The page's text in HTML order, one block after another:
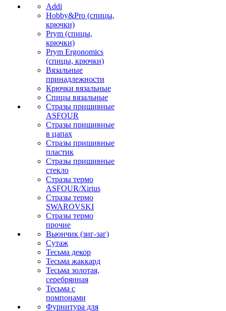
Addi
Hobby&Pro (спицы,
крючки)
Prym (спицы,
крючки)
Prym Ergonomics
(спицы, крючки)
Вязальные
принадлежности
Крючки вязальные
Спицы вязальные
Стразы пришивные
ASFOUR
Стразы пришивные
в цапах
Стразы пришивные
пластик
Стразы пришивные
стекло
Стразы термо
ASFOUR/Xirius
Стразы термо
SWAROVSKI
Стразы термо
прочие
Вьюнчик (зиг-заг)
Сутаж
Тесьма декор
Тесьма жаккард
Тесьма золотая,
серебрянная
Тесьма с
помпонами
Фурнитура для